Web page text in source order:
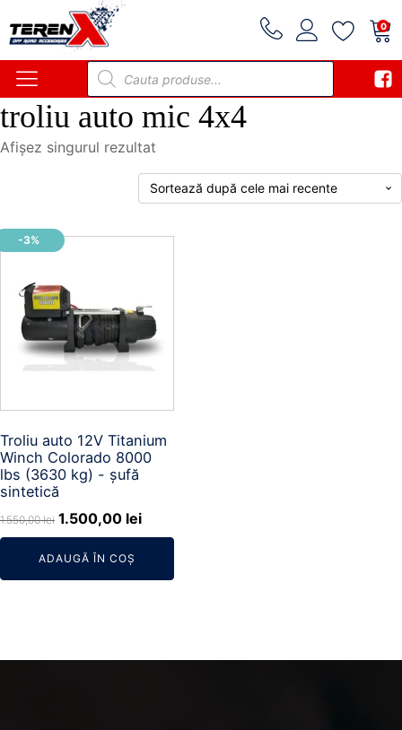
0
Products
search
troliu auto mic 4x4
Afișez singurul rezultat
-3%
Troliu auto 12V Titanium
Winch Colorado 8000
lbs (3630 kg) - șufă
sintetică
1.550,00lei Prețul
inițial
a
fost:
1.500,00 leiPrețul
curent
1.500,00 lei.
ADAUGĂ ÎN COȘ